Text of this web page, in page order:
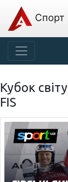
Спорт
Кубок
FIS